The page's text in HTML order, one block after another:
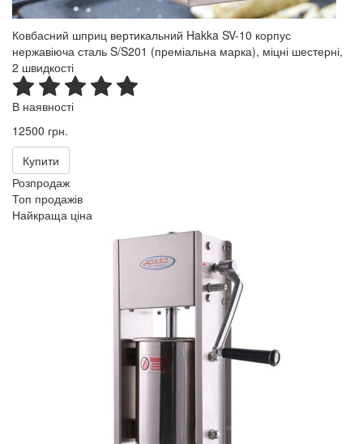
Ковбасний шприц вертикальний Hakka SV-10 корпус
нержавіюча сталь S/S201 (преміальна марка), міцні шестерні,
2 швидкості
В наявності
12500 грн.
Купити
Розпродаж
Топ продажів
Найкраща ціна